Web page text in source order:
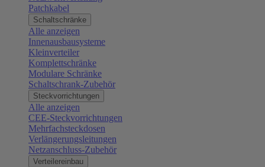
Patchkabel
Schaltschränke
Alle anzeigen
Innenausbausysteme
Kleinverteiler
Komplettschränke
Modulare Schränke
Schaltschrank-Zubehör
Steckvorrichtungen
Alle anzeigen
CEE-Steckvorrichtungen
Mehrfachsteckdosen
Verlängerungsleitungen
Netzanschluss-Zubehör
Verteilereinbau